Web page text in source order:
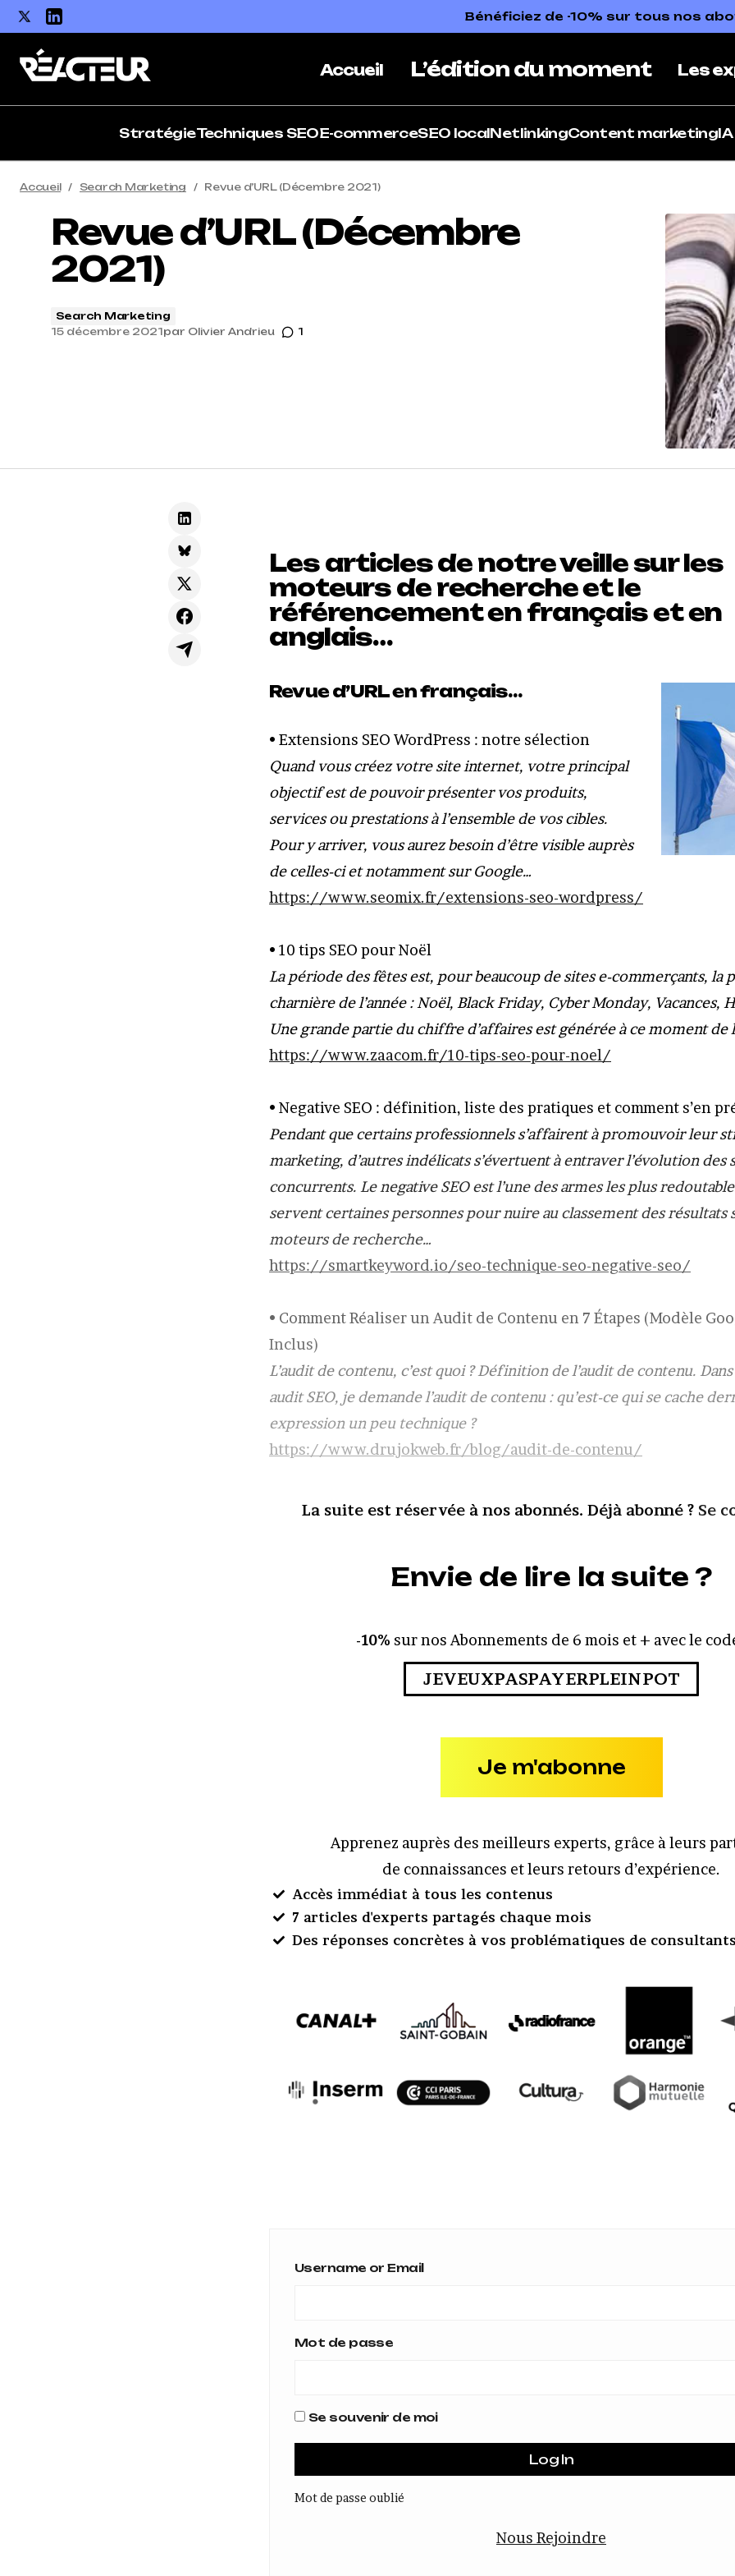
Bénéficiez de -10% sur tous nos
Accueil L’édition du moment Les
StratégieTechniques SEOE-commerceSEO localNetlinkingContent marketingIA
Accueil Search Marketing Revue d’URL (Décembre 2021)
Revue d’URL (Décembre
2021)
Search Marketing
15 décembre 2021par Olivier Andrieu 1
Les articles de notre veille sur les
moteurs de recherche et le
référencement en français et en
anglais…
Revue d’URL en français…
• Extensions SEO WordPress : notre sélection
Quand vous créez votre site internet, votre principal
objectif est de pouvoir présenter vos produits,
services ou prestations à l’ensemble de vos cibles.
Pour y arriver, vous aurez besoin d’être visible auprès
de celles-ci et notamment sur Google…
https://www.seomix.fr/extensions-seo-wordpress/
• 10 tips SEO pour Noël
La période des fêtes est, pour beaucoup de sites e-commerçants, la
charnière de l’année : Noël, Black Friday, Cyber Monday, Vacances,
Une grande partie du chiffre d’affaires est générée à ce moment de
https://www.zaacom.fr/10-tips-seo-pour-noel/
• Negative SEO : définition, liste des pratiques et comment s’en
Pendant que certains professionnels s’affairent à promouvoir leur
marketing, d’autres indélicats s’évertuent à entraver l’évolution des
concurrents. Le negative SEO est l’une des armes les plus
servent certaines personnes pour nuire au classement des résultats
moteurs de recherche…
https://smartkeyword.io/seo-technique-seo-negative-seo/
• Comment Réaliser un Audit de Contenu en 7 Étapes (Modèle
Inclus)
L’audit de contenu, c’est quoi ? Définition de l’audit de contenu.
audit SEO, je demande l’audit de contenu : qu’est-ce qui se cache
expression un peu technique ?
https://www.drujokweb.fr/blog/audit-de-contenu/
La suite est réservée à nos abonnés. Déjà abonné ? Se
Envie de lire la suite ?
-10% sur nos Abonnements de 6 mois et + avec le
JEVEUXPASPAYERPLEINPOT
Je m'abonne
Apprenez auprès des meilleurs experts, grâce à leurs
de connaissances et leurs retours d’expérience.
Accès immédiat à tous les contenus
7 articles d'experts partagés chaque mois
Des réponses concrètes à vos problématiques de consultants
Username or Email
Mot de passe
Se souvenir de moi
Mot de passe oublié
Nous Rejoindre